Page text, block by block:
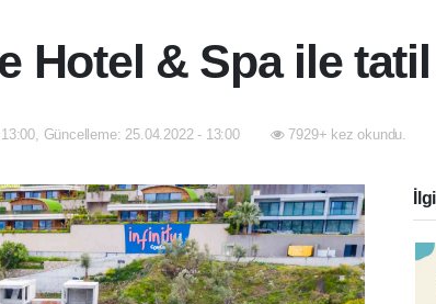
Hotel & Spa ile tatil
Güncelleme: 25.04.2022 - 13:00 7929+ kez okundu.